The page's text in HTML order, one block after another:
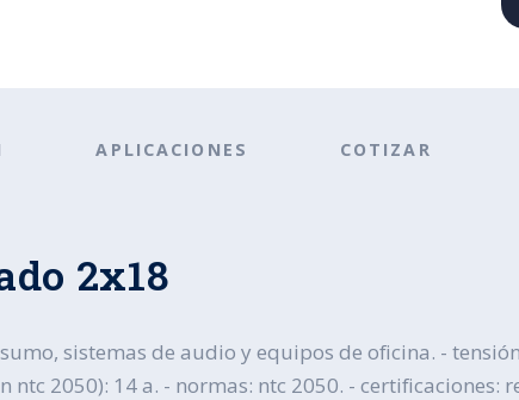
APLICACIONES COTIZAR
2x18
sistemas de audio y equipos de oficina. -
ntc 2050): 14 a. - normas: ntc 2050. - certificaciones: